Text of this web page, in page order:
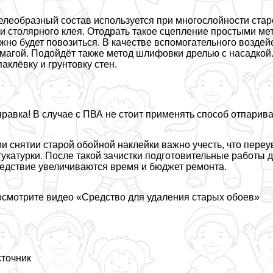
состав используется при многослойности
столярного клея. Отодрать такое сцепление простыми
будет повозиться. В качестве вспомогательного
Подойдёт также метод шлифовки дрелью с
и грунтовку стен.
В случае с ПВА не стоит применять способ
снятии старой обойной наклейки важно учесть, что
После такой зачистки подготовительные
увеличиваются время и бюджет ремонта.
видео «Средство для удаления старых обоев»